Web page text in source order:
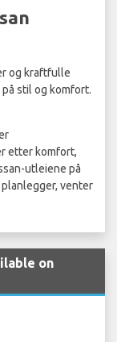
og kraftfulle
stil og komfort.
etter komfort,
utleiene på
venter
on